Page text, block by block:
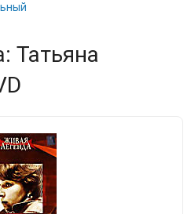
Татьяна